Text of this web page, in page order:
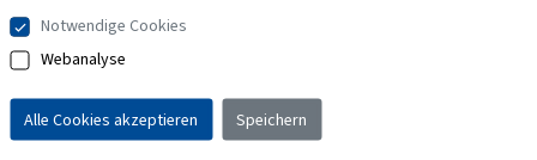
Notwendige Cookies
Webanalyse
Alle Cookies akzeptieren Speichern